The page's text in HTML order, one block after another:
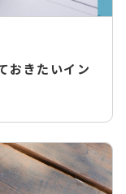
おきたいイン